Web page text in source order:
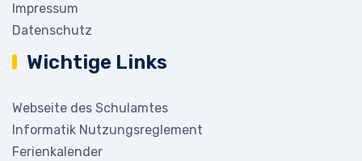
Impressum
Datenschutz
Wichtige Links
Webseite des Schulamtes
Informatik Nutzungsreglement
Ferienkalender